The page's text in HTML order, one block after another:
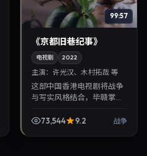
99:57
《京都旧巷纪事》
电视剧 2022
主演：许光汉、木村拓哉 等
这部中国香港电视剧将战争
与写实风格结合，毕赣掌
主角。2022年12月8日与观
73,544 9.2 战争